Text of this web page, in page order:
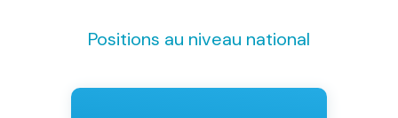
Positions au niveau national